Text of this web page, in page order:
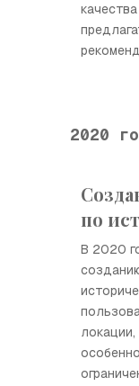
2020
по
В 2020